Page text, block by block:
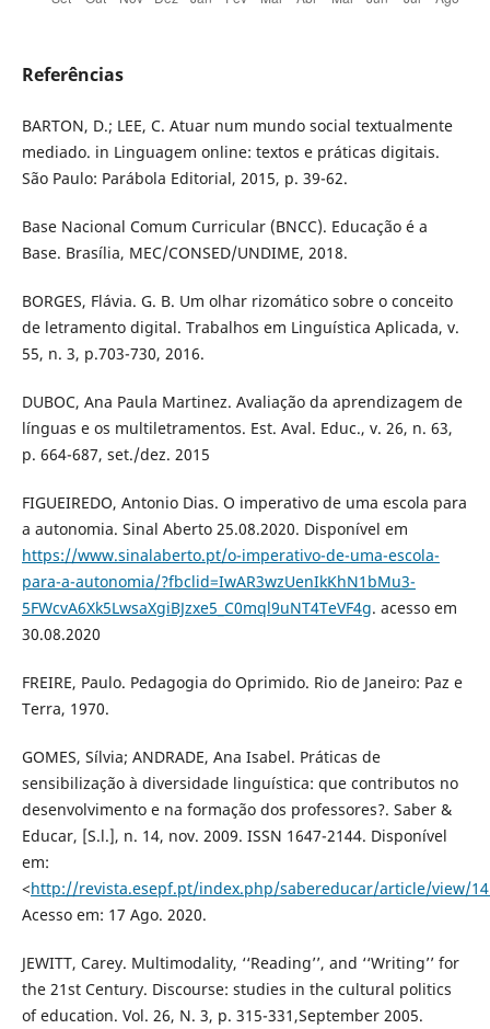
Referências
BARTON, D.; LEE, C. Atuar num mundo social textualmente
mediado. in Linguagem online: textos e práticas digitais.
São Paulo: Parábola Editorial, 2015, p. 39-62.
Base Nacional Comum Curricular (BNCC). Educação é a
Base. Brasília, MEC/CONSED/UNDIME, 2018.
BORGES, Flávia. G. B. Um olhar rizomático sobre o conceito
de letramento digital. Trabalhos em Linguística Aplicada, v.
55, n. 3, p.703-730, 2016.
DUBOC, Ana Paula Martinez. Avaliação da aprendizagem de
línguas e os multiletramentos. Est. Aval. Educ., v. 26, n. 63,
p. 664-687, set./dez. 2015
FIGUEIREDO, Antonio Dias. O imperativo de uma escola para
a autonomia. Sinal Aberto 25.08.2020. Disponível em
https://www.sinalaberto.pt/o-imperativo-de-uma-escola-
para-a-autonomia/?fbclid=IwAR3wzUenIkKhN1bMu3-
5FWcvA6Xk5LwsaXgiBJzxe5_C0mql9uNT4TeVF4g. acesso em
30.08.2020
FREIRE, Paulo. Pedagogia do Oprimido. Rio de Janeiro: Paz e
Terra, 1970.
GOMES, Sílvia; ANDRADE, Ana Isabel. Práticas de
sensibilização à diversidade linguística: que contributos no
desenvolvimento e na formação dos professores?. Saber &
Educar, [S.l.], n. 14, nov. 2009. ISSN 1647-2144. Disponível
em:
<http://revista.esepf.pt/index.php/sabereducar/article/view/
Acesso em: 17 Ago. 2020.
JEWITT, Carey. Multimodality, ‘‘Reading’’, and ‘‘Writing’’ for
the 21st Century. Discourse: studies in the cultural politics
of education. Vol. 26, N. 3, p. 315-331,September 2005.